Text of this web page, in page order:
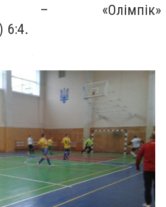
– «Олімпік»
6:4.